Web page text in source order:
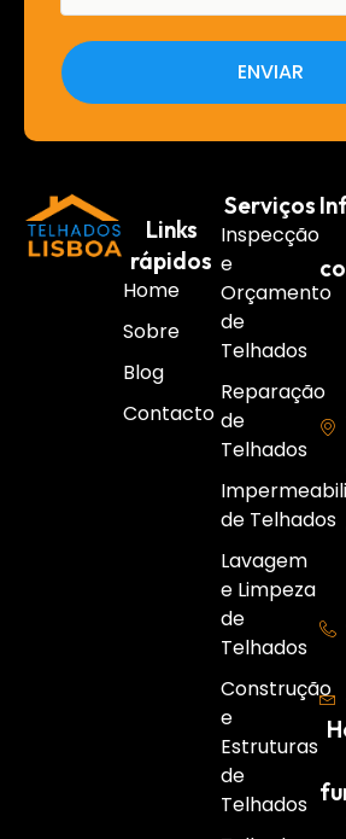
ENVIAR
Links
rápidos
Home
Sobre
Blog
Contacto
Serviços
Inspecção
e
Orçamento
de
Telhados
Reparação
de
Telhados
de Telhados
Lavagem
e Limpeza
de
Telhados
Construção
e
Estruturas
de
Telhados